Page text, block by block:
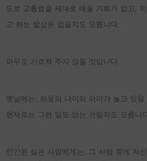
도로 교통법을 제대로 배울 기회가 없고,
고 하는 발상은 없을지도 모릅니다.
아무도 가르쳐 주지 않을 것입니다.
옛날에는, 이웃의 나이의 아이가 놀고 있
현재로는 그런 일도 없는 것일지도 모릅니
인간은 싫은 사람에게는, 그 사람 중에 자